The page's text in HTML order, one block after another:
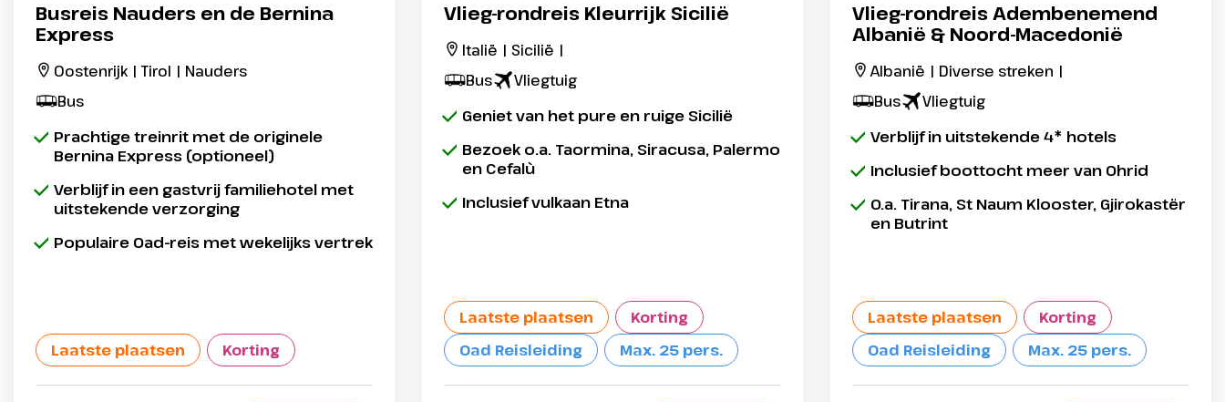
Busreis Nauders en de Bernina
Express
Oostenrijk | Tirol | Nauders
Bus
Prachtige treinrit met de originele
Bernina Express (optioneel)
Verblijf in een gastvrij familiehotel met
uitstekende verzorging
Populaire Oad-reis met wekelijks vertrek
Laatste plaatsen Korting
Vlieg-rondreis Kleurrijk Sicilië
Italië | Sicilië |
Bus
Vliegtuig
Geniet van het pure en ruige Sicilië
Bezoek o.a. Taormina, Siracusa, Palermo
en Cefalù
Inclusief vulkaan Etna
Laatste plaatsen
Korting
Oad Reisleiding
Max. 25 pers.
Vlieg-rondreis Adembenemend
Albanië & Noord-Macedonië
Albanië | Diverse streken |
Bus
Vliegtuig
Verblijf in uitstekende 4* hotels
Inclusief boottocht meer van Ohrid
O.a. Tirana, St Naum Klooster, Gjirokastër
en Butrint
Laatste plaatsen
Korting
Oad Reisleiding
Max. 25 pers.